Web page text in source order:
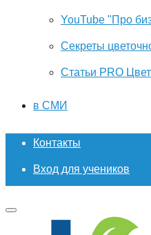
YouTube "Про
Секреты
Статьи PRO
в СМИ
Контакты
Вход для учеников